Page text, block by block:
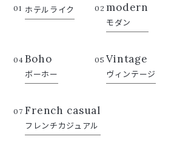
01 ホテルライク 02 modern
モダン
04 Boho
ボーホー
05 Vintage
ヴィンテージ
07 French casual
フレンチカジュアル